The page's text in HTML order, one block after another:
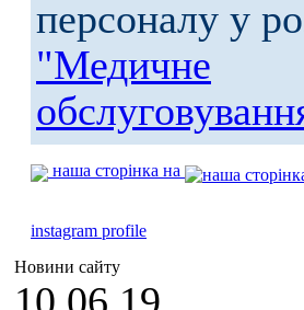
персоналу у
"Медичне
наша сторінка на
instagram profile
Новини сайту